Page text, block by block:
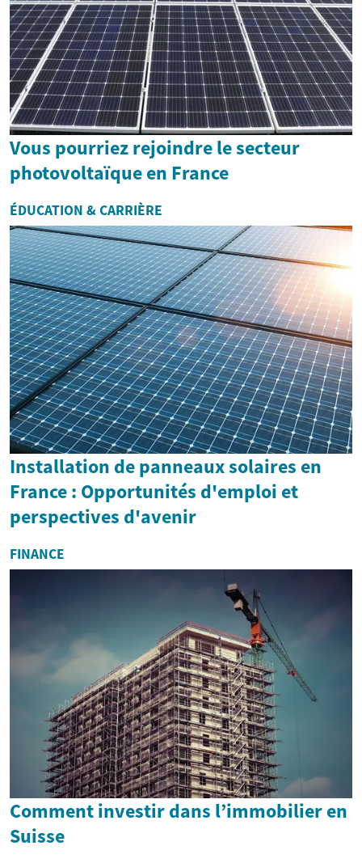
Vous pourriez rejoindre le secteur
photovoltaïque en France
ÉDUCATION & CARRIÈRE
Installation de panneaux solaires en
France : Opportunités d'emploi et
perspectives d'avenir
FINANCE
Comment investir dans l’immobilier en
Suisse